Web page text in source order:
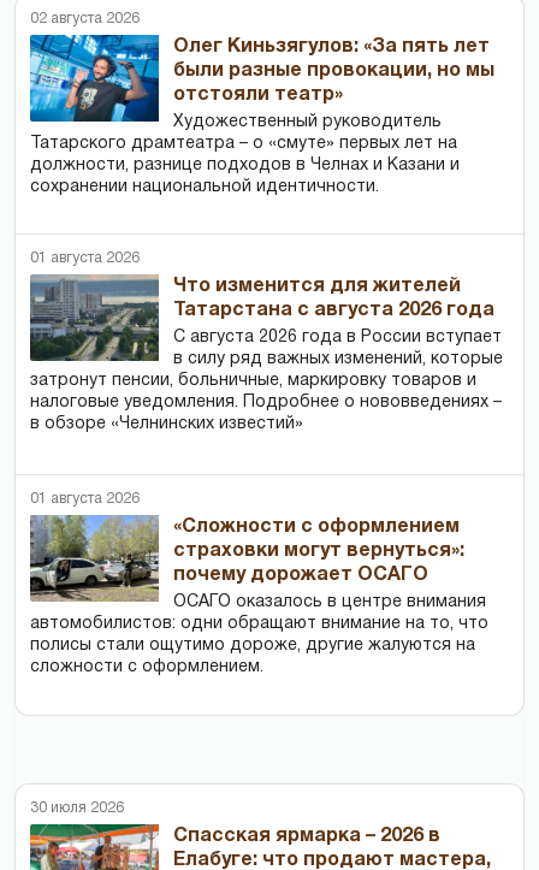
02 августа 2026
Олег Киньзягулов: «За пять лет
были разные провокации, но мы
отстояли театр»
Художественный руководитель
Татарского драмтеатра – о «смуте» первых лет на
должности, разнице подходов в Челнах и Казани и
сохранении национальной идентичности.
01 августа 2026
Что изменится для жителей
Татарстана с августа 2026 года
С августа 2026 года в России вступает
в силу ряд важных изменений, которые
затронут пенсии, больничные, маркировку товаров и
налоговые уведомления. Подробнее о нововведениях –
в обзоре «Челнинских известий»
01 августа 2026
«Сложности с оформлением
страховки могут вернуться»:
почему дорожает ОСАГО
ОСАГО оказалось в центре внимания
автомобилистов: одни обращают внимание на то, что
полисы стали ощутимо дороже, другие жалуются на
сложности с оформлением.
30 июля 2026
Спасская ярмарка – 2026 в
Елабуге: что продают мастера,